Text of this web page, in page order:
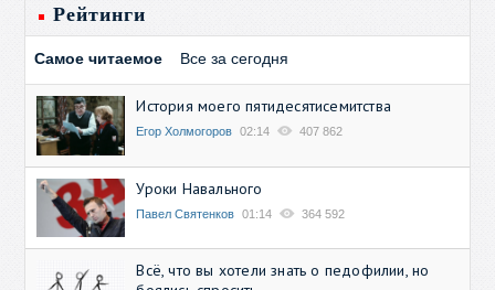
Рейтинги
Самое читаемое Все за сегодня
История моего пятидесятисемитства
Егор Холмогоров 02:14 407 862
Уроки Навального
Павел Святенков 01:14 364 592
Всё, что вы хотели знать о педофилии, но